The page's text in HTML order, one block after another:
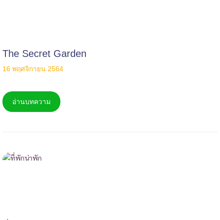
The Secret Garden
16 พฤศจิกายน 2564
อ่านบทความ